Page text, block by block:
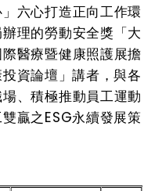
六心打造正向工作環
理的勞動安全獎「大
醫療暨健康照護展擔
資論壇」講者，與各
、積極推動員工運動
贏之ESG永續發展策